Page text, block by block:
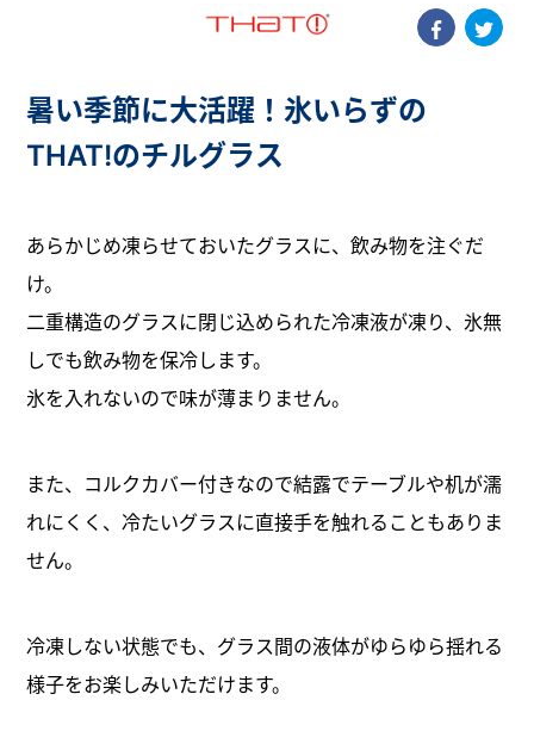
暑い季節に大活躍！氷いらずの
THAT!のチルグラス
あらかじめ凍らせておいたグラスに、飲み物を注ぐだ
け。
二重構造のグラスに閉じ込められた冷凍液が凍り、氷無
しでも飲み物を保冷します。
氷を入れないので味が薄まりません。
また、コルクカバー付きなので結露でテーブルや机が濡
れにくく、冷たいグラスに直接手を触れることもありま
せん。
冷凍しない状態でも、グラス間の液体がゆらゆら揺れる
様子をお楽しみいただけます。